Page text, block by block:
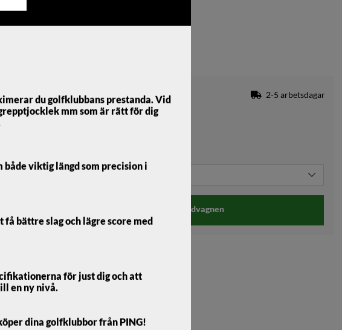
kr
kr
2-5 arbetsdagar
Lägg i kundvagnen
du golfklubbans prestanda. Vid
mm som är rätt för dig
viktig längd som precision i
bättre slag och lägre score med
för just dig och att
en ny nivå.
dina golfklubbor från PING!